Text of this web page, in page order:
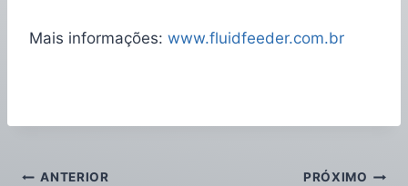
Mais informações: www.fluidfeeder.com.br
ANTERIOR PRÓXIMO